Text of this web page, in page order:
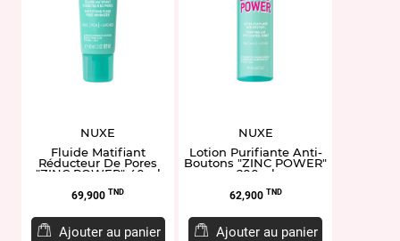
NUXE
Fluide Matifiant
Réducteur De Pores
"ZINC POWER" 40ml
Prix
69,900 TND
Ajouter au panier
NUXE
Lotion Purifiante Anti-
Boutons "ZINC POWER"
200ml
Prix
62,900 TND
Ajouter au panier